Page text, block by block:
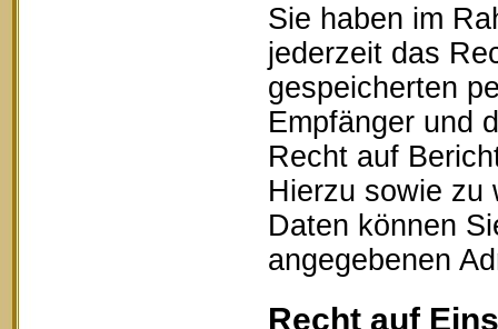
Sie haben im
jederzeit das
gespeicherten
Empfänger und
Recht auf
Hierzu sowie zu
Daten können
angegebenen
Recht auf